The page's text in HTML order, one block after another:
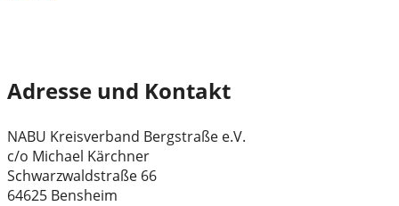
Adresse und Kontakt
NABU Kreisverband Bergstraße e.V.
c/o Michael Kärchner
Schwarzwaldstraße 66
64625 Bensheim